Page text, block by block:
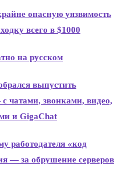
опасную уязвимость
всего в $1000
на русском
выпустить
чатами, звонками, видео,
и GigaChat
работодателя «код
— за обрушение серверов